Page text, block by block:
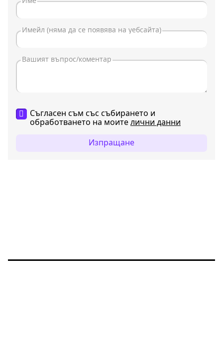
Съгласен съм със събирането и
обработването на моителични данни
Изпращане